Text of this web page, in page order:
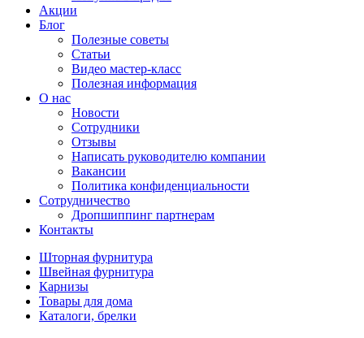
Акции
Блог
Полезные советы
Статьи
Видео мастер-класс
Полезная информация
О нас
Новости
Сотрудники
Отзывы
Написать руководителю компании
Вакансии
Политика конфиденциальности
Сотрудничество
Дропшиппинг партнерам
Контакты
Шторная фурнитура
Швейная фурнитура
Карнизы
Товары для дома
Каталоги, брелки